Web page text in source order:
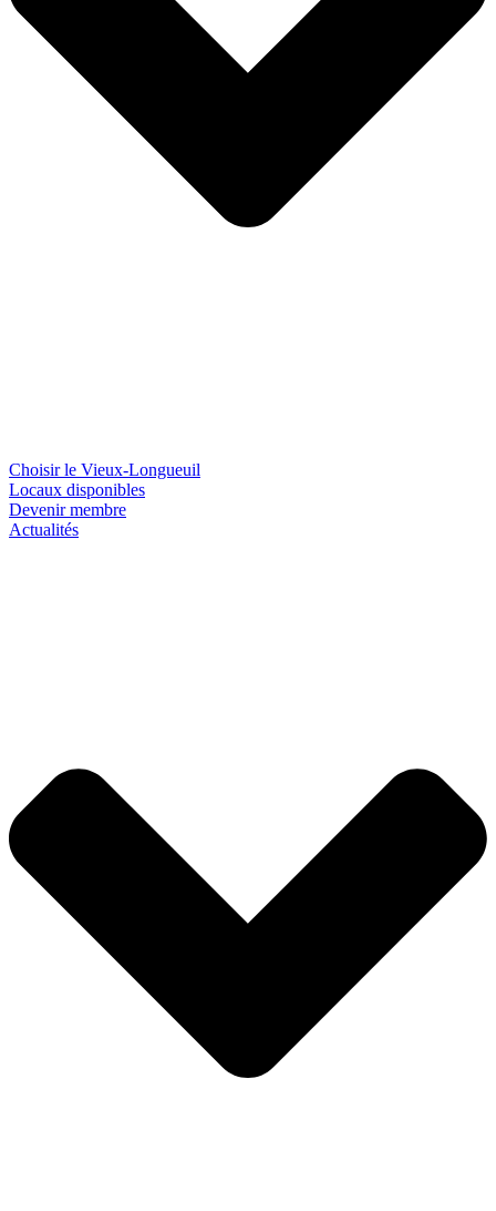
Choisir le Vieux-Longueuil
Locaux disponibles
Devenir membre
Actualités